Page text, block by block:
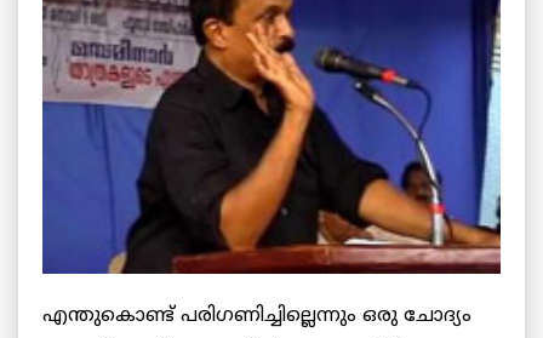
എന്തുകൊണ്ട് പരിഗണിച്ചില്ലെന്നും ഒരു ചോദ്യം